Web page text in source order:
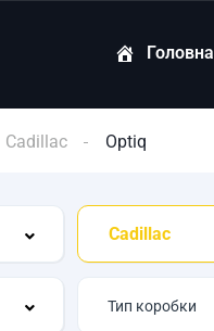
Головна
Cadillac Optiq
Cadillac